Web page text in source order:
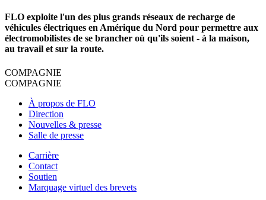
FLO exploite l'un des plus grands réseaux de recharge de
véhicules électriques en Amérique du Nord pour permettre aux
électromobilistes de se brancher où qu'ils soient - à la maison,
au travail et sur la route.
COMPAGNIE
COMPAGNIE
À propos de FLO
Direction
Nouvelles & presse
Salle de presse
Carrière
Contact
Soutien
Marquage virtuel des brevets